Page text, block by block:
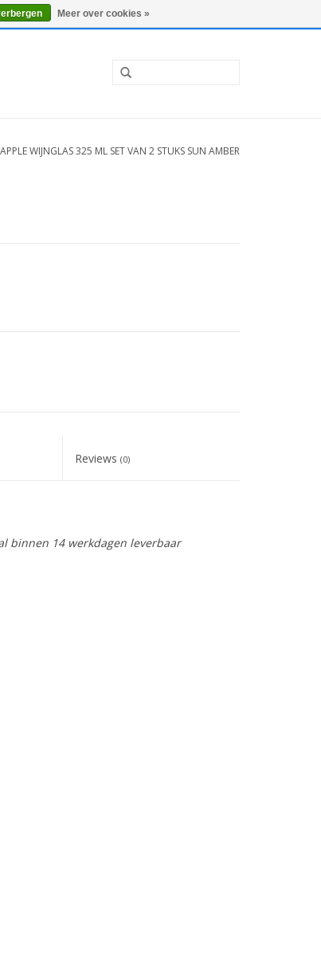
0 Artikelen - €0,00 Mijn account / Registreren
WIJNGLAS 325 ML SET VAN 2 STUKS SUN AMBER
Reviews(0)
binnen 14 werkdagen leverbaar
Meer over cookies »